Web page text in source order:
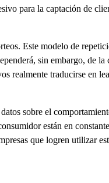
para la captación de
Este modelo de
sin embargo, de
realmente traducirse en
sobre el
están en
que logren utilizar